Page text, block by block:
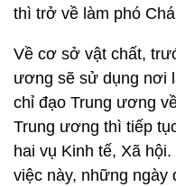
thì trở về làm phó
Về cơ sở vật chất,
ương sẽ sử dụng nơi
chỉ đạo Trung ương
Trung ương thì tiếp
hai vụ Kinh tế, Xã
việc này, những ngày